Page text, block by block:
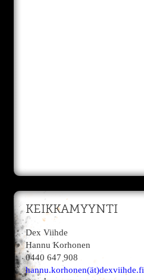
KEIKKAMYYNTI
Dex Viihde
Hannu Korhonen
0440 647 908
hannu.korhonen(ät)dexviihde.fi